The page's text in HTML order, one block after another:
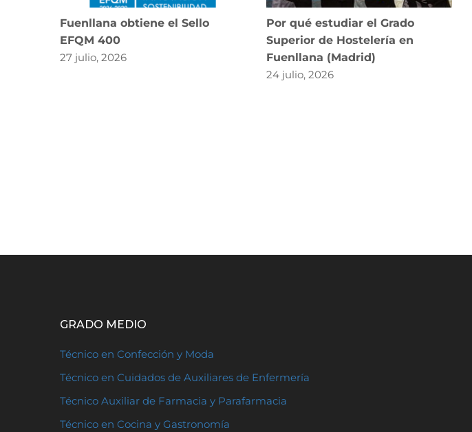
Fuenllana obtiene el Sello
EFQM 400
27 julio, 2026
Por qué estudiar el Grado
Superior de Hostelería en
Fuenllana (Madrid)
24 julio, 2026
GRADO MEDIO
Técnico en Confección y Moda
Técnico en Cuidados de Auxiliares de Enfermería
Técnico Auxiliar de Farmacia y Parafarmacia
Técnico en Cocina y Gastronomía